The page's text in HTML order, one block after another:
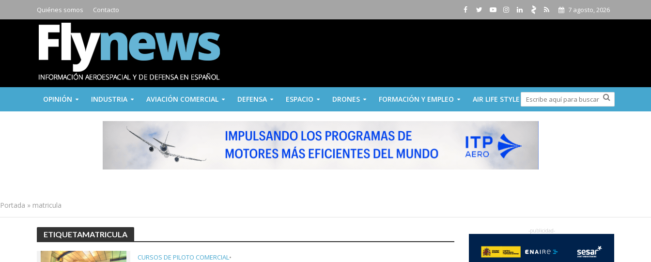
Quiénes somos Contacto 7 agosto, 2026
OPINIÓN INDUSTRIA AVIACIÓN COMERCIAL DEFENSA ESPACIO DRONES FORMACIÓN Y EMPLEO AIR LIFE STYLE
Portada » matricula
ETIQUETAMATRICULA
CURSOS DE PILOTO COMERCIAL•